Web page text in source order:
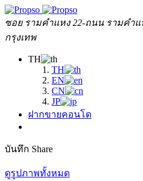
ซอย รามคำแหง 22-ถนน รามคำ
กรุงเทพ
TH
TH
EN
CN
JP
ฝากขายคอนโด
บันทึก Share
ดูรูปภาพทั้งหมด